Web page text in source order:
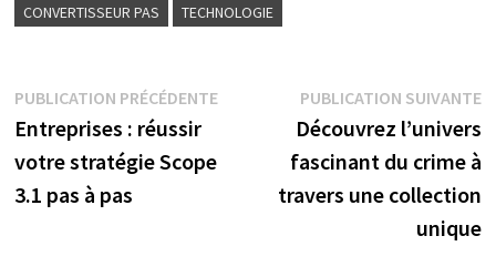
CONVERTISSEUR PAS
TECHNOLOGIE
Navigation
de
l’article
PUBLICATION PRÉCÉDENTEPublication
précédente :
Entreprises : réussir
votre stratégie Scope
3.1 pas à pas
PUBLICATION SUIVANTE
Découvrez l’univers
fascinant du crime à
travers une collection
unique